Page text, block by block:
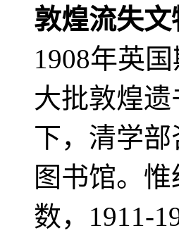
敦煌流失文
1908年英
大批敦煌
下，清学
图书馆。
数，1911-